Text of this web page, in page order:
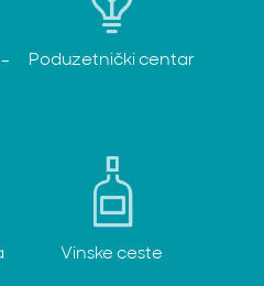
-
Poduzetnički centar
Vinske ceste